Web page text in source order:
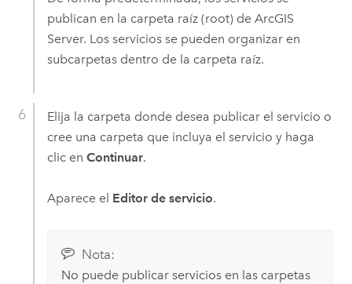
publican en la carpeta raíz (root) de ArcGIS
Server. Los servicios se pueden organizar en
subcarpetas dentro de la carpeta raíz.
Elija la carpeta donde desea publicar el servicio o
cree una carpeta que incluya el servicio y haga
clic en Continuar.
Aparece el Editor de servicio.
Nota:
No puede publicar servicios en las carpetas